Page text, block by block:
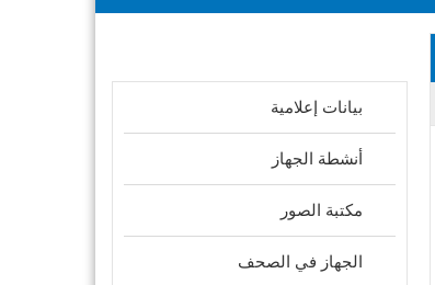
بيانات إعلامية
أنشطة الجهاز
مكتبة الصور
الجهاز في الصحف